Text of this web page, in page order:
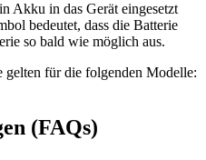
Akku in das Gerät eingesetzt
bedeutet, dass die Batterie
so bald wie möglich aus.
gelten für die folgenden Modelle:
(FAQs)